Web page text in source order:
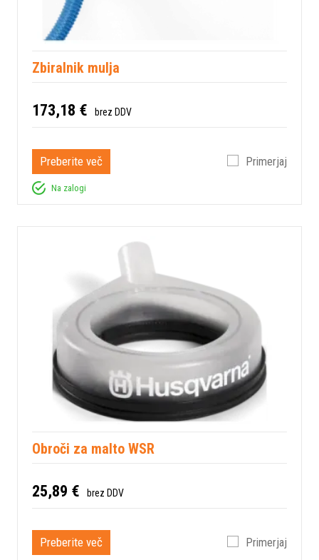
Zbiralnik mulja
173,18 € brez DDV
Preberite več Primerjaj
Na zalogi
Obroči za malto WSR
25,89 € brez DDV
Preberite več Primerjaj